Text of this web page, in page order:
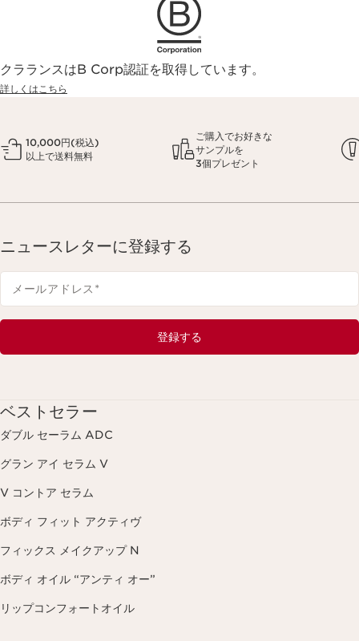
クラランスはB Corp認証を取得しています。
詳しくはこちら
10,000円(税込)
以上で送料無料
ご購入でお好きな
サンプルを
3個プレゼント
ニュースレターに登録する
メールアドレス *
登録する
ベストセラー
ダブル セーラム ADC
グラン アイ セラム V
V コントア セラム
ボディ フィット アクティヴ
フィックス メイクアップ N
ボディ オイル “アンティ オー”
リップコンフォートオイル